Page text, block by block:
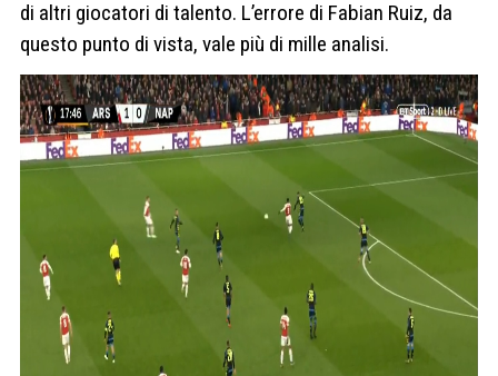
di altri giocatori di talento. L’errore di Fabian Ruiz, da
questo punto di vista, vale più di mille analisi.